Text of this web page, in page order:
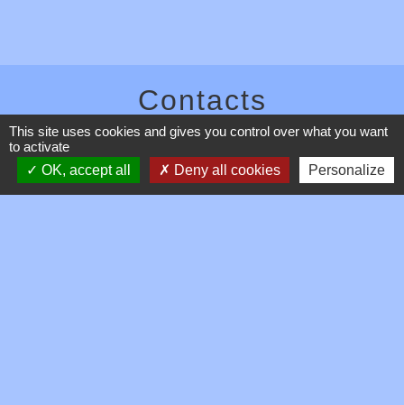
Contacts
Commune de Toussieux
01600 Toussieux - FRANCE
+33 4 74 00 19 03
This site uses cookies and gives you control over what you want
to activate
OK, accept all
Deny all cookies Personalize